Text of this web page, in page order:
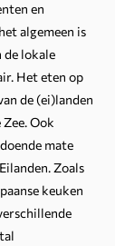
en
algemeen is
de lokale
Het eten op
de (ei)landen
Ook
mate
Zoals
keuken